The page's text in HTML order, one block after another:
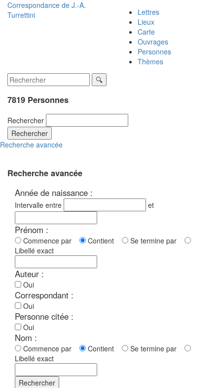
Correspondance de J.-A.
Turrettini
Lettres
Lieux
Carte
Ouvrages
Personnes
Thèmes
7819 Personnes
Rechercher
Rechercher
Recherche avancée
Recherche avancée
Année de naissance :
Intervalle entre et
Prénom :
Commence par Contient
Se termine par
Libellé exact
Auteur :
Oui
Correspondant :
Oui
Personne citée :
Oui
Nom :
Commence par Contient
Se termine par
Libellé exact
Rechercher